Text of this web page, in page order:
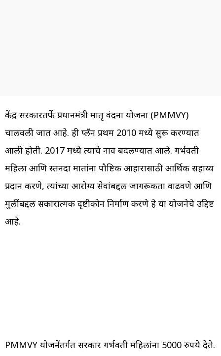
केंद्र सरकारतर्फे प्रधानमंत्री मातृ वंदना योजना (PMMVY)
चालवली जात आहे. ही प्लॅन प्रथम 2010 मध्ये सुरू करण्यात
आली होती. 2017 मध्ये त्याचे नाव बदलण्यात आले. गर्भवती
महिला आणि स्तनदा मातांना पौष्टिक आहारासाठी आर्थिक सहाय्य
प्रदान करणे, त्यांच्या आरोग्य सेवांबद्दल जागरूकता वाढवणे आणि
मुलींबद्दल सकारात्मक दृष्टीकोन निर्माण करणे हे या योजनेचे उद्दिष्ट
आहे.
PMMVY योजनेंतर्गत सरकार गर्भवती महिलांना 5000 रुपये देते.